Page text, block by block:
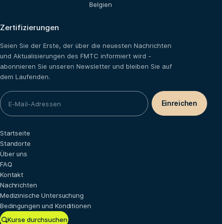
Belgien
Zertifizierungen
Seien Sie der Erste, der über die neuesten Nachrichten
und Aktualisierungen des FMTC informiert wird -
abonnieren Sie unseren Newsletter und bleiben Sie auf
dem Laufenden.
Kurse durchsuchen
Startseite
Standorte
Über uns
FAQ
Kontakt
Nachrichten
Medizinische Untersuchung
Bedingungen und Konditionen